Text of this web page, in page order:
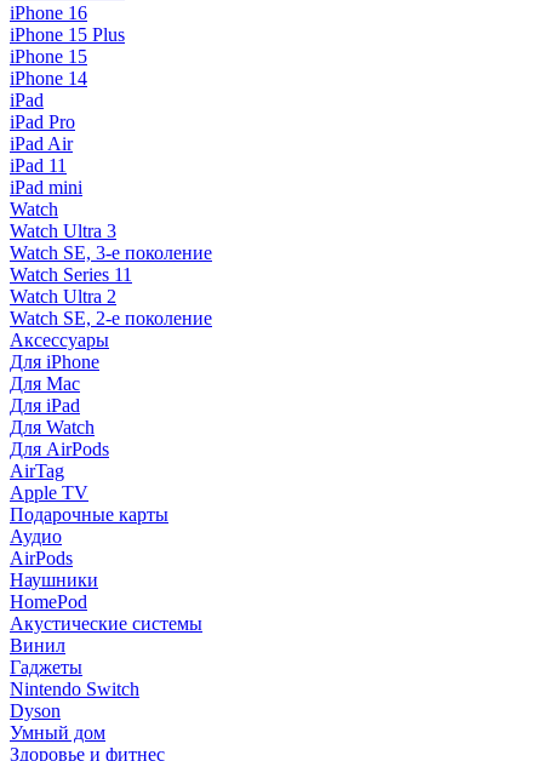
iPhone 16
iPhone 15 Plus
iPhone 15
iPhone 14
iPad
iPad Pro
iPad Air
iPad 11
iPad mini
Watch
Watch Ultra 3
Watch SE, 3-е поколение
Watch Series 11
Watch Ultra 2
Watch SE, 2-е поколение
Аксессуары
Для iPhone
Для Mac
Для iPad
Для Watch
Для AirPods
AirTag
Apple TV
Подарочные карты
Аудио
AirPods
Наушники
HomePod
Акустические системы
Винил
Гаджеты
Nintendo Switch
Dyson
Умный дом
Здоровье и фитнес